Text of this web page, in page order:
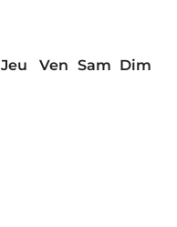
Jeu Ven Sam Dim